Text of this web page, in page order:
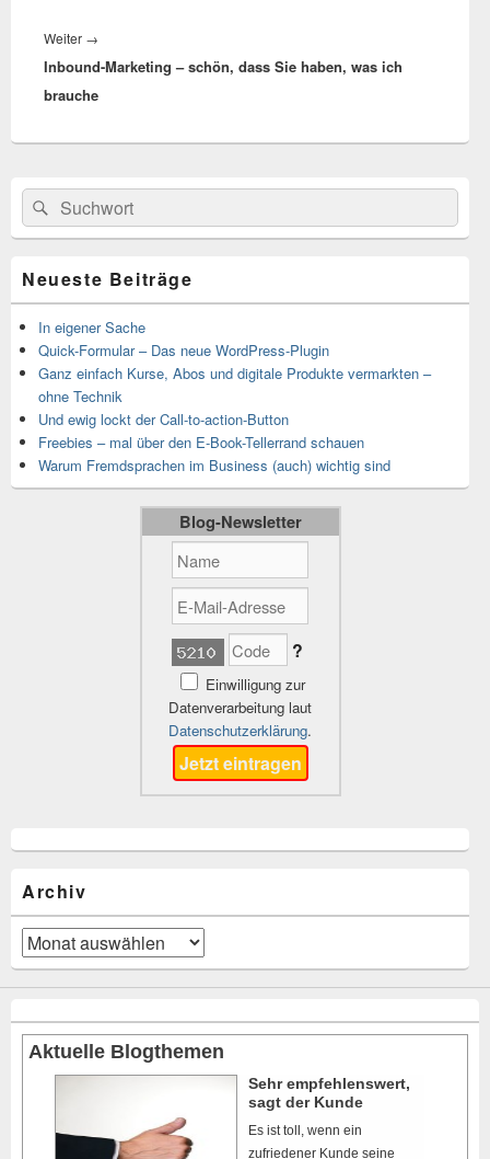
Weiter →
Beitrag:
Inbound-Marketing – schön, dass Sie haben, was ich
brauche
Primärer
Seitenleisten-
Widgetbereich
Suchen
nach:
Suchen
Neueste Beiträge
In eigener Sache
Quick-Formular – Das neue WordPress-Plugin
Ganz einfach Kurse, Abos und digitale Produkte vermarkten –
ohne Technik
Und ewig lockt der Call-to-action-Button
Freebies – mal über den E-Book-Tellerrand schauen
Warum Fremdsprachen im Business (auch) wichtig sind
Blog-Newsletter
?
Einwilligung zur
Datenverarbeitung laut
Datenschutzerklärung.
Archiv
Archiv
Aktuelle Blogthemen
Sehr empfehlenswert,
sagt der Kunde
Es ist toll, wenn ein
zufriedener Kunde seine